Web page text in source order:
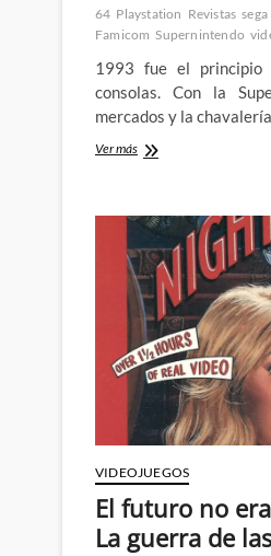
64 Playstation Revistas sega
Famicom Supernintendo
1993 fue el
consolas. Con la
mercados y la
Ver másLos
el
fin
de
una
era:
La
guerra
de
consolas
(IX)
VIDEOJUEGOS
El futuro no
La guerra de